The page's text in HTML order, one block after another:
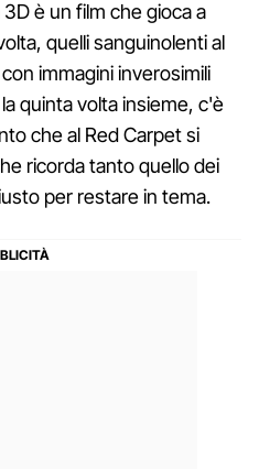
è un film che gioca a
quelli sanguinolenti al
immagini inverosimili
quinta volta insieme, c'è
che al Red Carpet si
ricorda tanto quello dei
per restare in tema.